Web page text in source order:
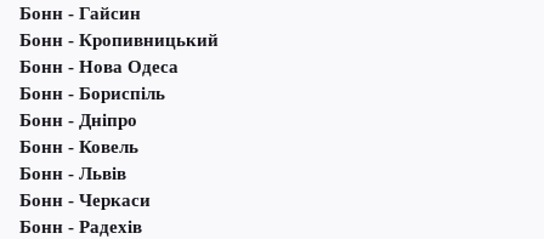
Бонн - Гайсин
Бонн - Кропивницький
Бонн - Нова Одеса
Бонн - Бориспіль
Бонн - Дніпро
Бонн - Ковель
Бонн - Львів
Бонн - Черкаси
Бонн - Радехів